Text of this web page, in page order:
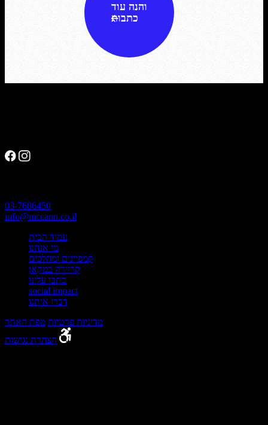
והנה עוד
כתבות
03-7686450
info@mccann.co.il
עמוד הבית
מי אנחנו
קמפיינים ומהלכים
קריירה במקאן
כתבו עלינו
social impact
דברו איתנו
מדיניות פרטיות מפת האתר
הצהרת נגישות